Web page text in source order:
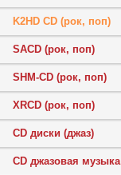
K2HD CD (рок, поп)
SACD (рок, поп)
SHM-CD (рок, поп)
XRCD (рок, поп)
CD диски (джаз)
CD джазовая музыка